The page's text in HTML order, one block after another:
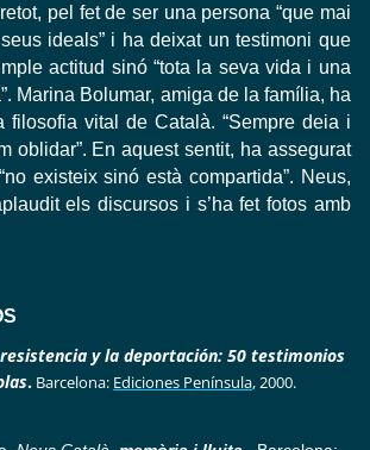
pel fet de ser una persona “que mai
ideals” i ha deixat un testimoni que
actitud sinó “tota la seva vida i una
Marina Bolumar, amiga de la família, ha
filosofia vital de Català. “Sempre deia i
oblidar”. En aquest sentit, ha assegurat
existeix sinó està compartida”. Neus,
els discursos i s’ha fet fotos amb
y la deportación: 50 testimonios
. Barcelona: Ediciones Península, 2000.